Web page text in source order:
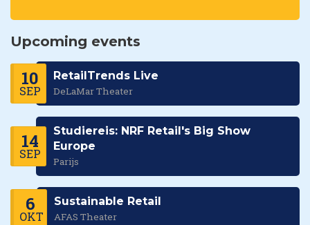
Upcoming events
10
SEP
RetailTrends Live
DeLaMar Theater
14
SEP
Studiereis: NRF Retail's Big Show
Europe
Parijs
6
OKT
Sustainable Retail
AFAS Theater